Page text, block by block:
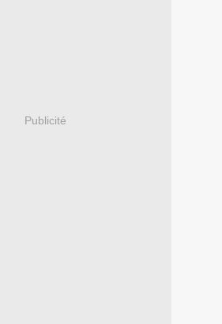
Publicité